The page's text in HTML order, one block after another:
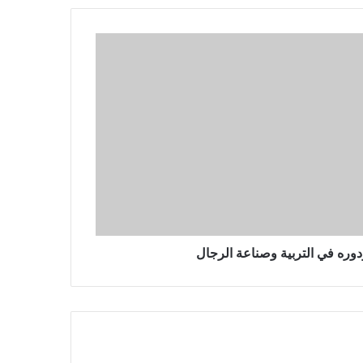
في التربية وصناعة الرجال